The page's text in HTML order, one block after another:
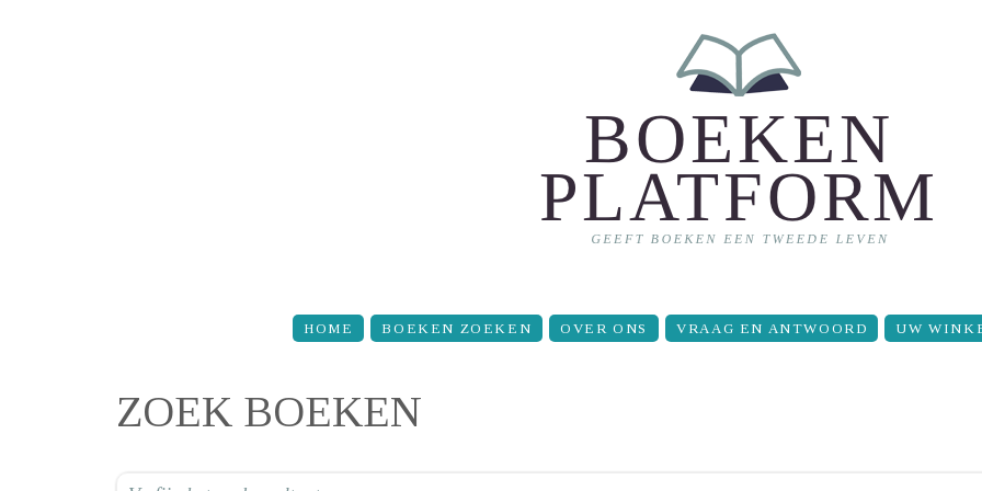
HOME BOEKEN ZOEKEN OVER ONS VRAAG EN ANTWOORD UW
ZOEK BOEKEN